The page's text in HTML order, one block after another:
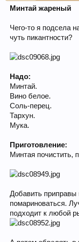
Минтай жареный
Чего-то я подсела
чуть пикантности?
Надо:
Минтай.
Вино белое.
Соль-перец.
Тархун.
Мука.
Приготовление:
Минтая почистить,
Добавить приправы
помариноваться.
подходит к любой